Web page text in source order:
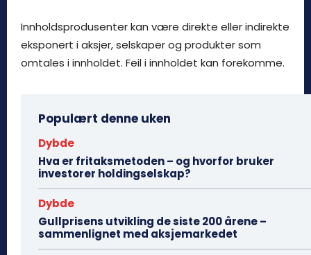
Innholdsprodusenter kan være direkte eller indirekte
eksponert i aksjer, selskaper og produkter som
omtales i innholdet. Feil i innholdet kan forekomme.
Populært denne uken
Dybde
Hva er fritaksmetoden – og hvorfor bruker
investorer holdingselskap?
Dybde
Gullprisens utvikling de siste 200 årene –
sammenlignet med aksjemarkedet